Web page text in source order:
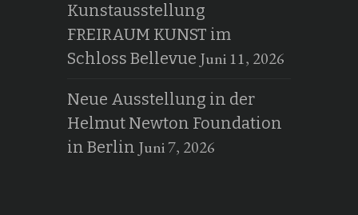
Kunstausstellung
FREIRAUM KUNST im
Schloss Bellevue Juni 11, 2026
Neue Ausstellung in der
Helmut Newton Foundation
in Berlin Juni 7, 2026